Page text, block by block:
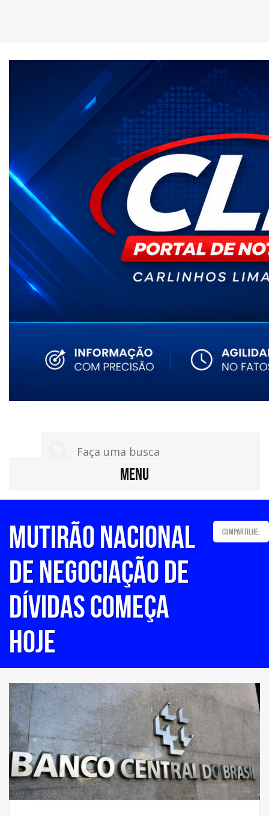
MENU
Mutirão nacional
de negociação de
dívidas começa
hoje
Compartilhe: